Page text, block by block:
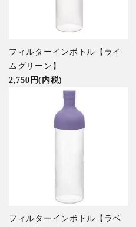
フィルターインボトル【ライ
ムグリーン】
2,750円(内税)
フィルターインボトル【ラベ